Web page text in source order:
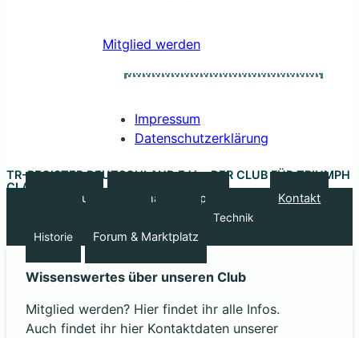
Mitglied werden
Impressum
Datenschutzerklärung
TR-REGISTER DEUTSCHLAND E.V. – DER CLUB FÜR TRIUMPH
CLASSIC CARS
Unser Club
Regionale Gruppen
Technik
Historie
Forum & Marktplatz
Kontakt
Wissenswertes über unseren Club
Mitglied werden? Hier findet ihr alle Infos.
Auch findet ihr hier Kontaktdaten unserer